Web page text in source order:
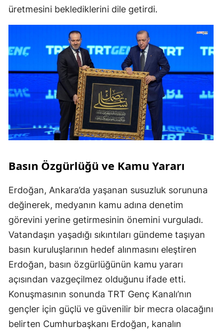
üretmesini beklediklerini dile getirdi.
Basın Özgürlüğü ve Kamu Yararı
Erdoğan, Ankara’da yaşanan susuzluk sorununa
değinerek, medyanın kamu adına denetim
görevini yerine getirmesinin önemini vurguladı.
Vatandaşın yaşadığı sıkıntıları gündeme taşıyan
basın kuruluşlarının hedef alınmasını eleştiren
Erdoğan, basın özgürlüğünün kamu yararı
açısından vazgeçilmez olduğunu ifade etti.
Konuşmasının sonunda TRT Genç Kanalı’nın
gençler için güçlü ve güvenilir bir mecra olacağını
belirten Cumhurbaşkanı Erdoğan, kanalın